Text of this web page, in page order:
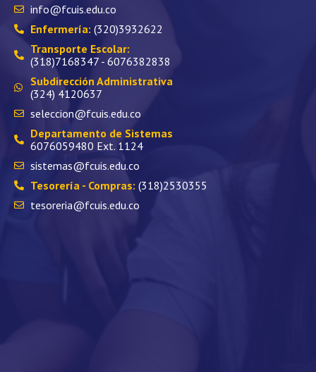
info@fcuis.edu.co
Enfermería: (320)3932622
Transporte Escolar:
(318)7168347 - 6076382838
Subdirección Administrativa
(324) 4120637
seleccion@fcuis.edu.co
Departamento de Sistemas
6076059480 Ext. 1124
sistemas@fcuis.edu.co
Tesorería - Compras: (318)2530355
tesoreria@fcuis.edu.co